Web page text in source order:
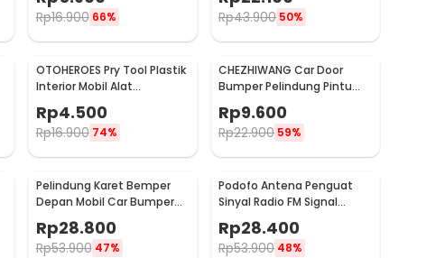
MP-01
Rp16.900 66%
500ml - QUY1640
Rp43.900 50%
OTOHEROES Pry Tool Plastik
Interior Mobil Alat
AA16
Rp4.500
Rp16.900 74%
CHEZHIWANG Car Door
Bumper Pelindung Pintu
Mobil Anti Gores 8 PCS -
HT-001
Rp9.600
Rp22.900 59%
Pelindung Karet Bemper
Depan Mobil Car Bumper
Guard 57mm 2.5M
Rp28.800
Rp53.900 47%
Podofo Antena Penguat
Sinyal Radio FM Signal
Amplifier untuk Mobil -
ANT-208
Rp28.400
Rp53.900 48%